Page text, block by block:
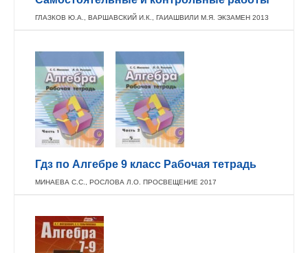
ГЛАЗКОВ Ю.А., ВАРШАВСКИЙ И.К., ГАИАШВИЛИ М.Я. ЭКЗАМЕН 2013
Гдз по Алгебре 9 класс Рабочая тетрадь
МИНАЕВА С.С., РОСЛОВА Л.О. ПРОСВЕЩЕНИЕ 2017